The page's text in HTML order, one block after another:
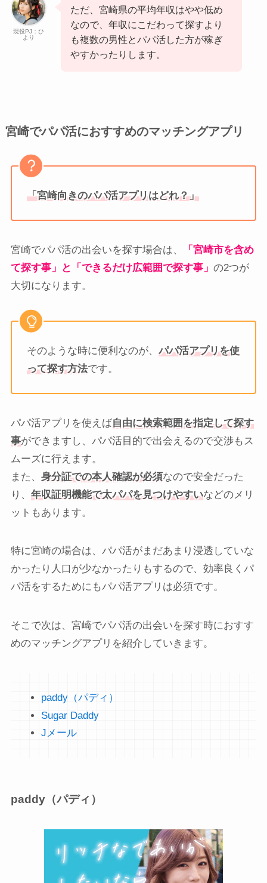
現役PJ：ひ
より
ただ、宮崎県の平均年収はやや低め
なので、年収にこだわって探すより
も複数の男性とパパ活した方が稼ぎ
やすかったりします。
宮崎でパパ活におすすめのマッチングアプリ
「宮崎向きのパパ活アプリはどれ？」
宮崎でパパ活の出会いを探す場合は、
「宮崎市を含め
て探す事」と「できるだけ広範囲で探す事」 の2つが
大切になります。
そのような時に便利なのが、パパ活アプリを使
って探す方法です。
パパ活アプリを使えば自由に検索範囲を指定して探す
事ができますし、パパ活目的で出会えるので交渉もス
ムーズに行えます。
また、 身分証での本人確認が必須なので安全だった
り、 年収証明機能で太パパを見つけやすいなどのメリ
ットもあります。
特に宮崎の場合は、パパ活がまだあまり浸透していな
かったり人口が少なかったりもするので、効率良くパ
パ活をするためにもパパ活アプリは必須です。
そこで次は、宮崎でパパ活の出会いを探す時におすす
めのマッチングアプリを紹介していきます。
paddy（パディ）
Sugar Daddy
Jメール
paddy（パディ）